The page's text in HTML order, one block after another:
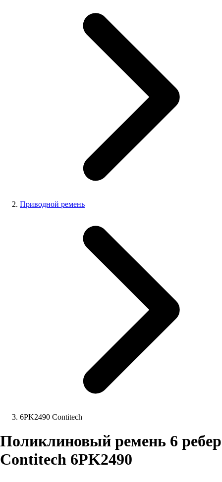
Приводной ремень
6PK2490 Contitech
Поликлиновый ремень 6 ребер
Contitech 6PK2490